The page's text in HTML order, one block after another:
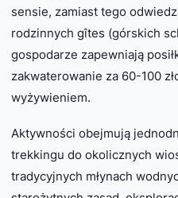
sensie, zamiast tego
rodzinnych gîtes (górskich
gospodarze zapewniają
zakwaterowanie za 60-100
wyżywieniem.
Aktywności obejmują
trekkingu do okolicznych
tradycyjnych młynach